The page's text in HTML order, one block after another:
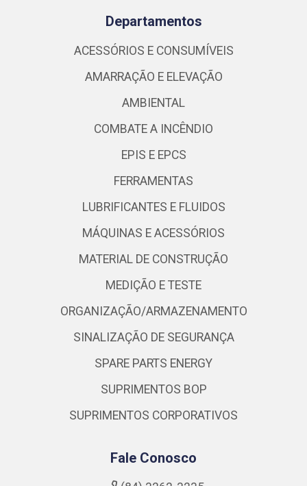
Departamentos
ACESSÓRIOS E CONSUMÍVEIS
AMARRAÇÃO E ELEVAÇÃO
AMBIENTAL
COMBATE A INCÊNDIO
EPIS E EPCS
FERRAMENTAS
LUBRIFICANTES E FLUIDOS
MÁQUINAS E ACESSÓRIOS
MATERIAL DE CONSTRUÇÃO
MEDIÇÃO E TESTE
ORGANIZAÇÃO/ARMAZENAMENTO
SINALIZAÇÃO DE SEGURANÇA
SPARE PARTS ENERGY
SUPRIMENTOS BOP
SUPRIMENTOS CORPORATIVOS
Fale Conosco